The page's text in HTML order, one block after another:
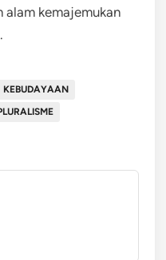
alam kemajemukan
KEBUDAYAAN